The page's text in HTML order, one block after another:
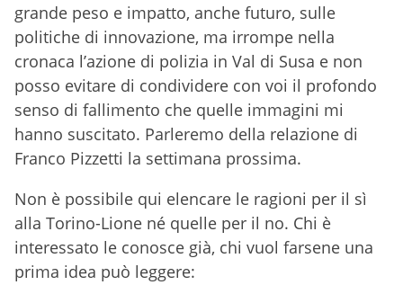
grande peso e impatto, anche futuro, sulle
politiche di innovazione, ma irrompe nella
cronaca l’azione di polizia in Val di Susa e non
posso evitare di condividere con voi il profondo
senso di fallimento che quelle immagini mi
hanno suscitato. Parleremo della relazione di
Franco Pizzetti la settimana prossima.
Non è possibile qui elencare le ragioni per il sì
alla Torino-Lione né quelle per il no. Chi è
interessato le conosce già, chi vuol farsene una
prima idea può leggere: